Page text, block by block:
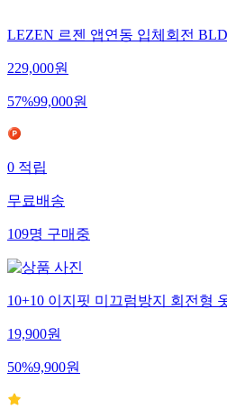
LEZEN 르젠 앱연동 입체회전
229,000원
57%99,000원
0 적립
무료배송
109명 구매중
10+10 이지핏 미끄럼방지 회전형
19,900원
50%9,900원